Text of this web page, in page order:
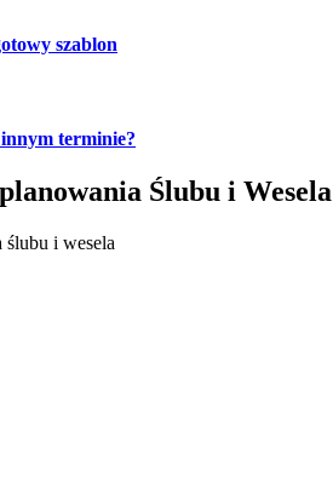
szablon
terminie?
Ślubu i Wesela
ślubu i wesela